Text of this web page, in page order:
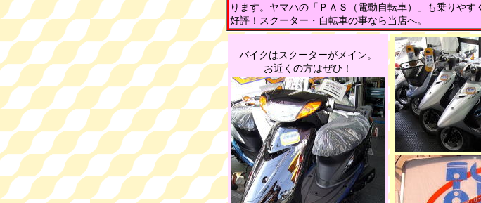
ります。ヤマハの「ＰＡＳ（電動自転車）」も乗りやす
好評！スクーター・自転車の事なら当店へ。
バイクはスクーターがメイン。
お近くの方はぜひ！